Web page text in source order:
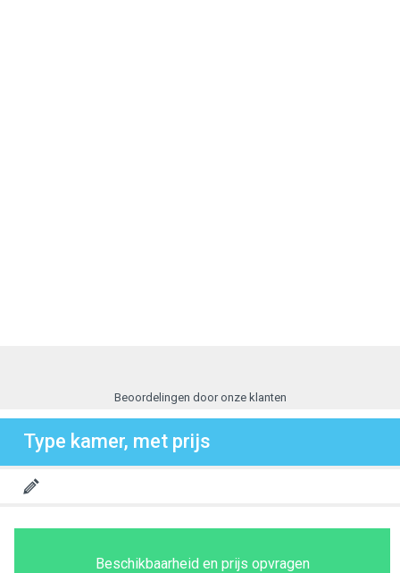
Beoordelingen door onze klanten
Type kamer, met prijs
Beschikbaarheid en prijs opvragen